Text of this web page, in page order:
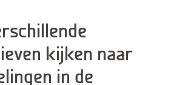
kijken naar
in de